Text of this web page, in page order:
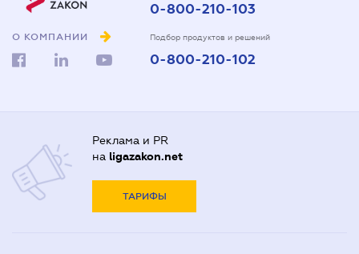
О КОМПАНИИ
0-800-210-103
Подбор продуктов и решений
0-800-210-102
Реклама и PR
на ligazakon.net
ТАРИФЫ